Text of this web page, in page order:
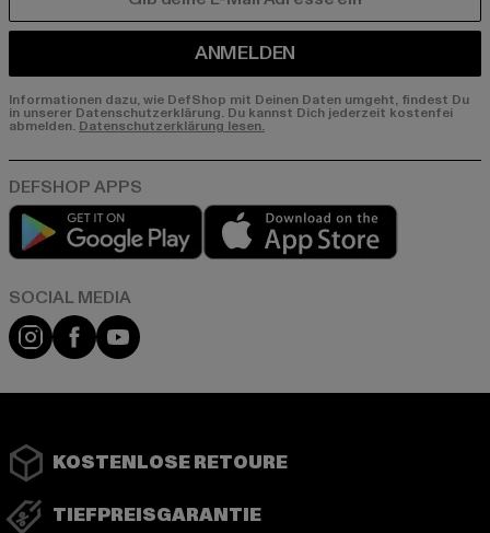
ANMELDEN
Informationen dazu, wie DefShop mit Deinen Daten umgeht, findest Du
in unserer Datenschutzerklärung. Du kannst Dich jederzeit kostenfei
abmelden. Datenschutzerklärung lesen.
Play market
Instagram
FacebookYouTube
KOSTENLOSE RETOURE
TIEFPREISGARANTIE